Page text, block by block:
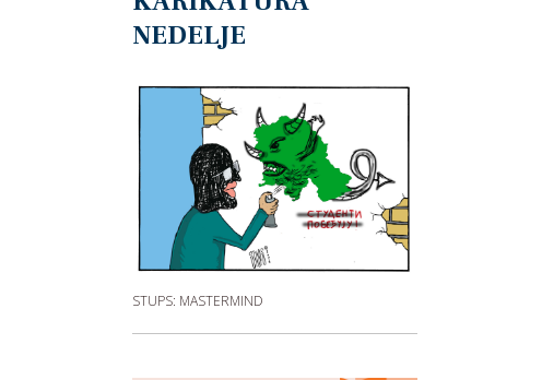
NEDELJE
STUPS: MASTERMIND